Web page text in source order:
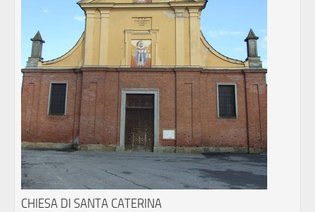
CHIESA DI SANTA CATERINA